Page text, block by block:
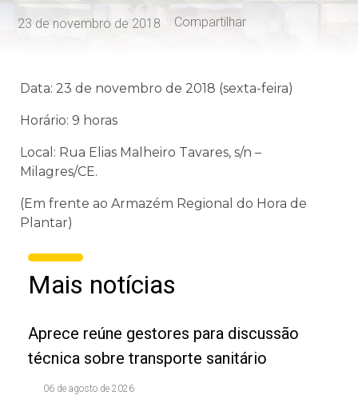
23 de novembro de 2018 Compartilhar
Data: 23 de novembro de 2018 (sexta-feira)
Horário: 9 horas
Local: Rua Elias Malheiro Tavares, s/n –
Milagres/CE.
(Em frente ao Armazém Regional do Hora de
Plantar)
Mais notícias
Aprece reúne gestores para discussão
técnica sobre transporte sanitário
06 de agosto de 2026